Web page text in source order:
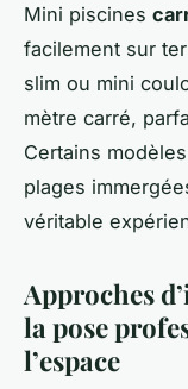
Mini piscines
facilement sur
slim ou mini
mètre carré,
Certains
plages
véritable
Approches
la pose
l’espace